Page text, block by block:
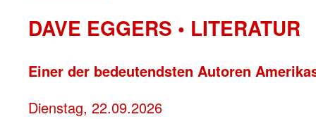
DAVE EGGERS • LITERATUR
Einer der bedeutendsten Autoren
Dienstag, 22.09.2026